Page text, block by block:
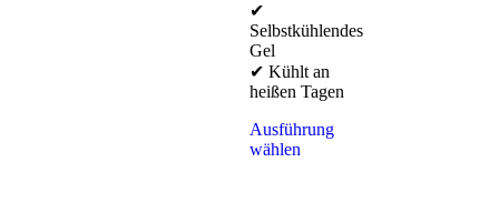
✔
Selbstkühlendes
Gel
✔ Kühlt an
heißen Tagen
Ausführung
wählen